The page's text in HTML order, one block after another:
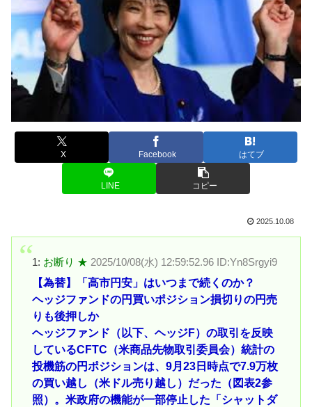
X Facebook はてブ
LINE コピー
2025.10.08
1: お断り ★ 2025/10/08(水) 12:59:52.96 ID:Yn8Srgyi9
【為替】「高市円安」はいつまで続くのか？
ヘッジファンドの円買いポジション損切りの円売
りも後押しか
ヘッジファンド（以下、ヘッジF）の取引を反映
しているCFTC（米商品先物取引委員会）統計の
投機筋の円ポジションは、9月23日時点で7.9万枚
の買い越し（米ドル売り越し）だった（図表2参
照）。米政府の機能が一部停止した「シャットダ